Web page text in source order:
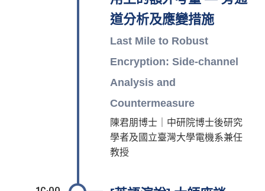
道分析及應變措施
Last Mile to Robust
Encryption: Side-channel
Analysis and
Countermeasure
陳君朋博士｜中研院博士後研究
學者及國立臺灣大學電機系兼任
教授